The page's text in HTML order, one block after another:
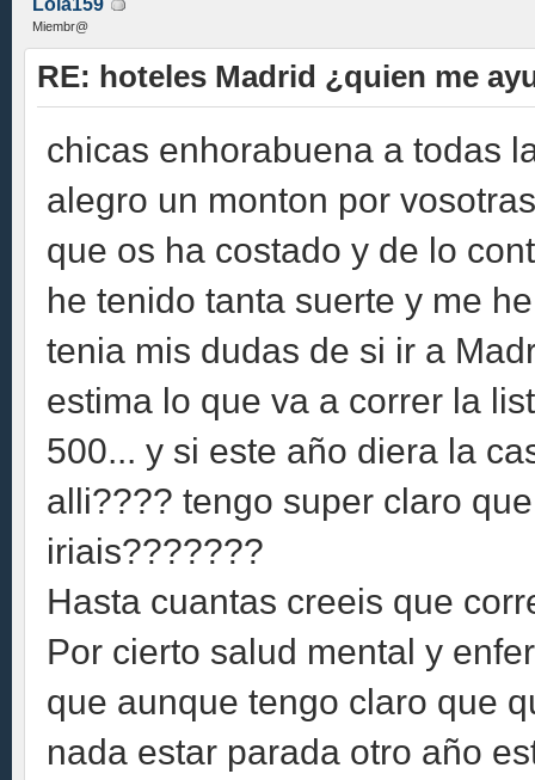
Lola159
Miembr@
RE: hoteles Madrid ¿quien me
chicas enhorabuena a todas
alegro un monton por
que os ha costado y de lo
he tenido tanta suerte y me
tenia mis dudas de si ir a
estima lo que va a correr la
500... y si este año diera la
alli???? tengo super claro
iriais???????
Hasta cuantas creeis que
Por cierto salud mental y
que aunque tengo claro que
nada estar parada otro año